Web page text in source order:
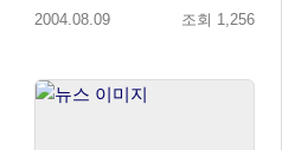
2004.08.09 조회 1,256